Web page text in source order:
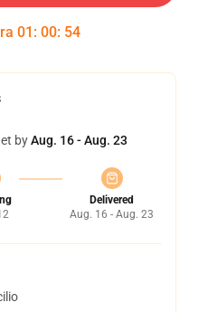
01 : 00: 53
byAug. 16 - Aug. 23
Delivered
Aug. 16 - Aug. 23